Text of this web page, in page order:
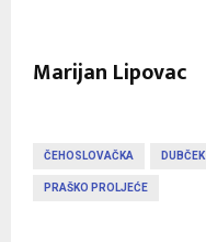
Marijan Lipovac
ČEHOSLOVAČKA DUBČEK
PRAŠKO PROLJEĆE